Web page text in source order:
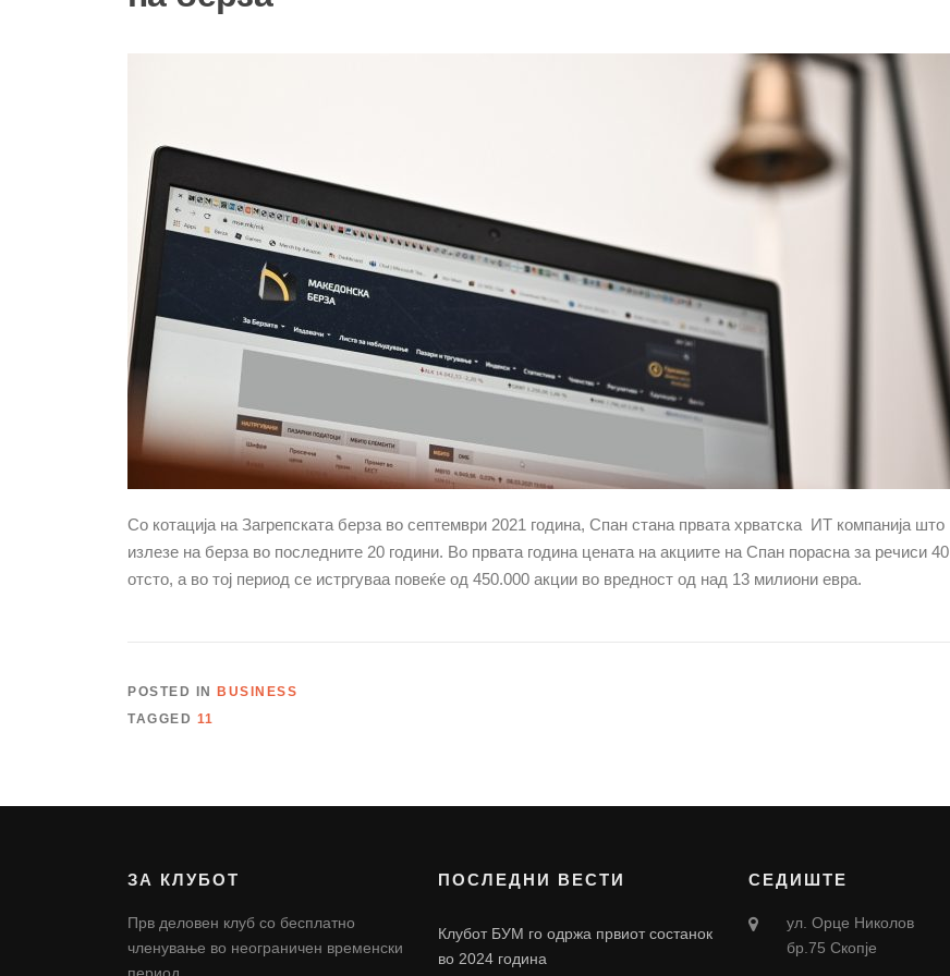
Со котација на Загрепската берза во септември 2021 година, Спан стана првата хрватска ИТ компанија што
излезе на берза во последните 20 години. Во првата година цената на акциите на Спан порасна за речиси 40
отсто, а во тој период се истргуваа повеќе од 450.000 акции во вредност од над 13 милиони евра.
POSTED IN
BUSINESS
TAGGED 11
ЗА КЛУБОТ
Прв деловен клуб со бесплатно
членување во неограничен временски
ПОСЛЕДНИ ВЕСТИ
Клубот БУМ го одржа првиот состанок
во 2024 година
СЕДИШТЕ
ул. Орце Николов
бр.75 Скопје